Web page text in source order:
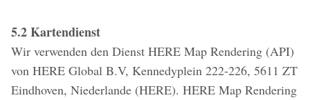
5.2 Kartendienst
Wir verwenden den Dienst HERE Map Rendering (API)
von HERE Global B.V, Kennedyplein 222-226, 5611 ZT
Eindhoven, Niederlande (HERE). HERE Map Rendering